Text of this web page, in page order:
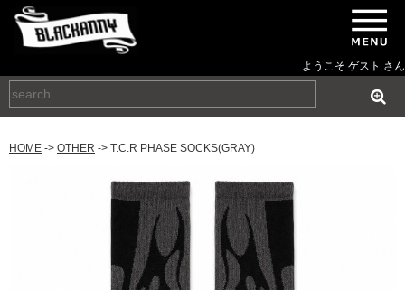
ようこそ ゲスト さん
HOME -> OTHER -> T.C.R PHASE SOCKS(GRAY)